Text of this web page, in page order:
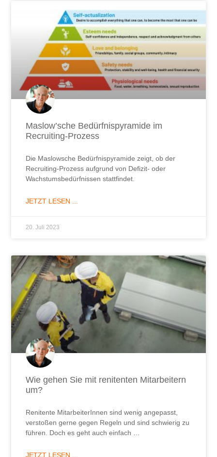
Maslow’sche Bedürfnispyramide im
Recruiting-Prozess
Die Maslowsche Bedürfnispyramide zeigt, ob der
Recruiting-Prozess aufgrund von Defizit- oder
Wachstumsbedürfnissen stattfindet.
JETZT LESEN ...
20. Juli 2023
Wie gehen Sie mit renitenten Mitarbeitern
um?
Renitente MitarbeiterInnen sind wenig angepasst,
verstoßen gerne gegen Regeln und sind schwierig zu
führen. Doch es geht auch einfach …
JETZT LESEN ...